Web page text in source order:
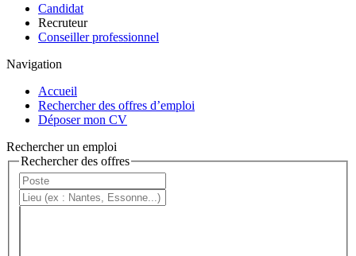
Candidat
Recruteur
Conseiller professionnel
Navigation
Accueil
Rechercher des offres d’emploi
Déposer mon CV
Rechercher un emploi
Rechercher des offres